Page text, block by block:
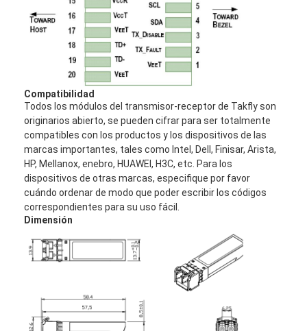
Sobre nosotros
Viaje de la fábrica
Control de calidad
Éntrenos en contacto con
Noticias
Habla Ahora.
MPO MTP
WDM MUX DEMUX
cable de fribra óptica
Compatibilidad
Todos los módulos del transmisor-receptor de Takfly son
originarios abierto, se pueden cifrar para ser totalmente
compatibles con los productos y los dispositivos de las
marcas importantes, tales como Intel, Dell, Finisar, Arista,
HP, Mellanox, enebro, HUAWEI, H3C, etc. Para los
dispositivos de otras marcas, especifique por favor
cuándo ordenar de modo que poder escribir los códigos
correspondientes para su uso fácil.
Dimensión